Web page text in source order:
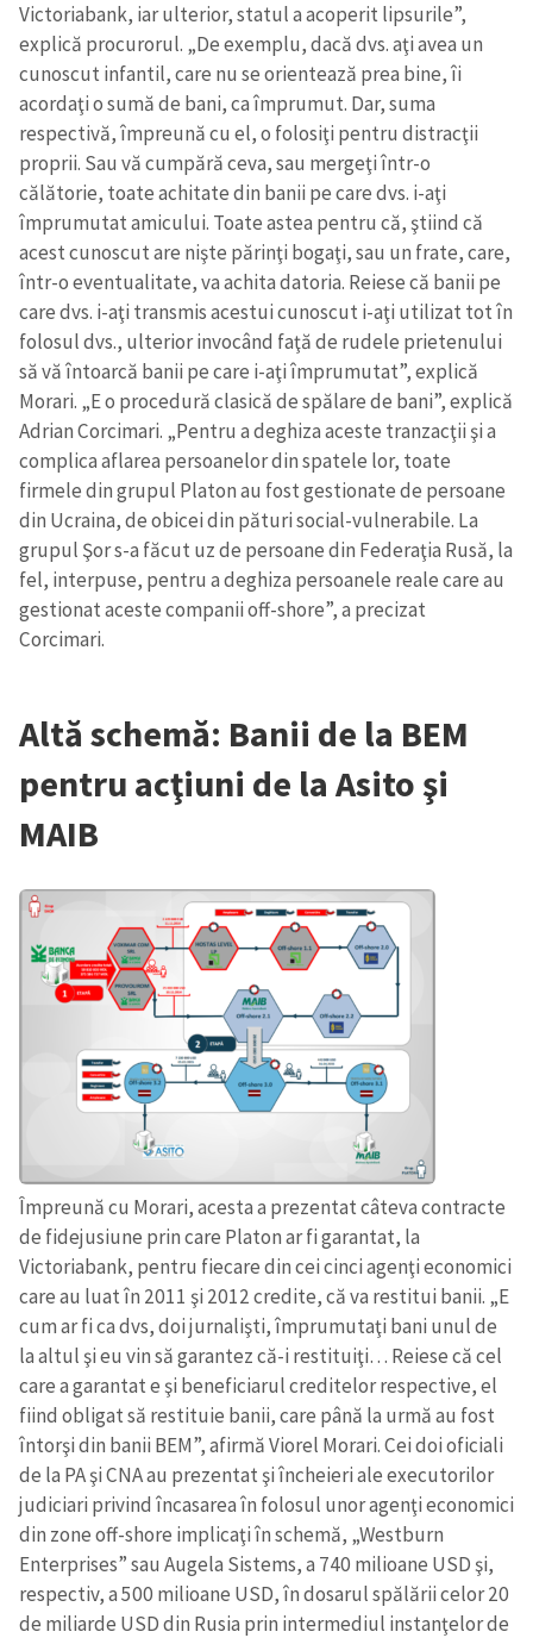
SUSȚINE
Victoriabank, iar ulterior, statul a acoperit lipsurile”,
explică procurorul. „De exemplu, dacă dvs. aţi avea un
cunoscut infantil, care nu se orientează prea bine, îi
acordaţi o sumă de bani, ca împrumut. Dar, suma
respectivă, împreună cu el, o folosiţi pentru distracţii
proprii. Sau vă cumpără ceva, sau mergeţi într-o
călătorie, toate achitate din banii pe care dvs. i-aţi
împrumutat amicului. Toate astea pentru că, ştiind că
acest cunoscut are nişte părinţi bogaţi, sau un frate, care,
într-o eventualitate, va achita datoria. Reiese că banii pe
care dvs. i-aţi transmis acestui cunoscut i-aţi utilizat tot în
folosul dvs., ulterior invocând faţă de rudele prietenului
să vă întoarcă banii pe care i-aţi împrumutat”, explică
Morari. „E o procedură clasică de spălare de bani”, explică
Adrian Corcimari. „Pentru a deghiza aceste tranzacţii şi a
complica aflarea persoanelor din spatele lor, toate
firmele din grupul Platon au fost gestionate de persoane
din Ucraina, de obicei din pături social-vulnerabile. La
grupul Şor s-a făcut uz de persoane din Federaţia Rusă, la
fel, interpuse, pentru a deghiza persoanele reale care au
gestionat aceste companii off-shore”, a precizat
Corcimari.
Altă schemă: Banii de la BEM
pentru acţiuni de la Asito şi
MAIB
Împreună cu Morari, acesta a prezentat câteva contracte
de fidejusiune prin care Platon ar fi garantat, la
Victoriabank, pentru fiecare din cei cinci agenţi economici
care au luat în 2011 şi 2012 credite, că va restitui banii. „E
cum ar fi ca dvs, doi jurnalişti, împrumutaţi bani unul de
la altul şi eu vin să garantez că-i restituiţi… Reiese că cel
care a garantat e şi beneficiarul creditelor respective, el
fiind obligat să restituie banii, care până la urmă au fost
întorşi din banii BEM”, afirmă Viorel Morari. Cei doi oficiali
de la PA şi CNA au prezentat şi încheieri ale executorilor
judiciari privind încasarea în folosul unor agenţi economici
din zone off-shore implicaţi în schemă, „Westburn
Enterprises” sau Augela Sistems, a 740 milioane USD şi,
respectiv, a 500 milioane USD, în dosarul spălării celor 20
de miliarde USD din Rusia prin intermediul instanţelor de